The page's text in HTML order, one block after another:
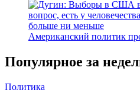
Американский политик
Популярное за
Политика